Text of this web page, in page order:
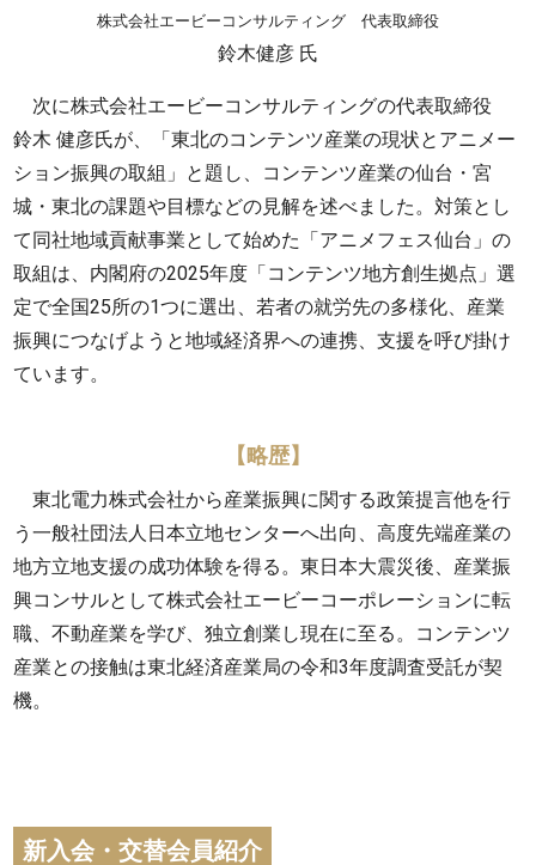
株式会社エービーコンサルティング 代表取締役
鈴木健彦 氏
次に株式会社エービーコンサルティングの代表取締役
鈴木 健彦氏が、「東北のコンテンツ産業の現状とアニメー
ション振興の取組」と題し、コンテンツ産業の仙台・宮
城・東北の課題や目標などの見解を述べました。対策とし
て同社地域貢献事業として始めた「アニメフェス仙台」の
取組は、内閣府の2025年度「コンテンツ地方創生拠点」選
定で全国25所の1つに選出、若者の就労先の多様化、産業
振興につなげようと地域経済界への連携、支援を呼び掛け
ています。
【略歴】
東北電力株式会社から産業振興に関する政策提言他を行
う一般社団法人日本立地センターへ出向、高度先端産業の
地方立地支援の成功体験を得る。東日本大震災後、産業振
興コンサルとして株式会社エービーコーポレーションに転
職、不動産業を学び、独立創業し現在に至る。コンテンツ
産業との接触は東北経済産業局の令和3年度調査受託が契
機。
新入会・交替会員紹介